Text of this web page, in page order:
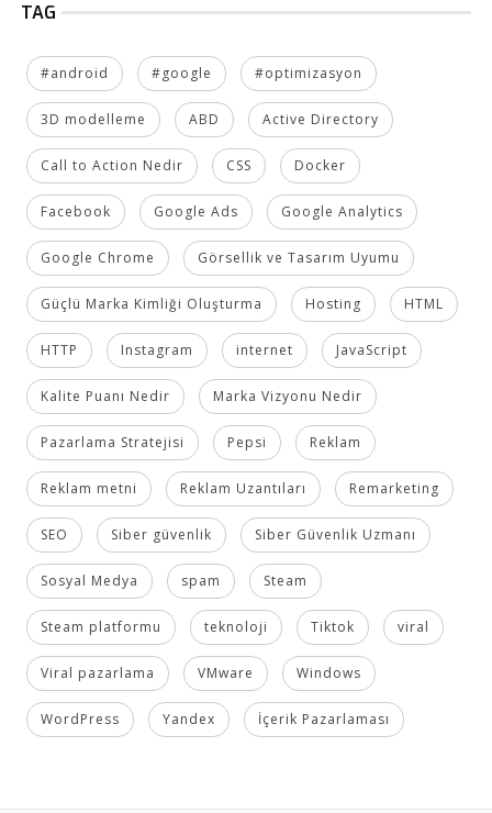
TAG
#android #google #optimizasyon
3D modelleme ABD Active Directory
Call to Action Nedir CSS Docker
Facebook Google Ads Google Analytics
Google Chrome Görsellik ve Tasarım Uyumu
Güçlü Marka Kimliği Oluşturma Hosting HTML
HTTP Instagram internet JavaScript
Kalite Puanı Nedir Marka Vizyonu Nedir
Pazarlama Stratejisi Pepsi Reklam
Reklam metni Reklam Uzantıları Remarketing
SEO Siber güvenlik Siber Güvenlik Uzmanı
Sosyal Medya spam Steam
Steam platformu teknoloji Tiktok viral
Viral pazarlama VMware Windows
WordPress Yandex İçerik Pazarlaması